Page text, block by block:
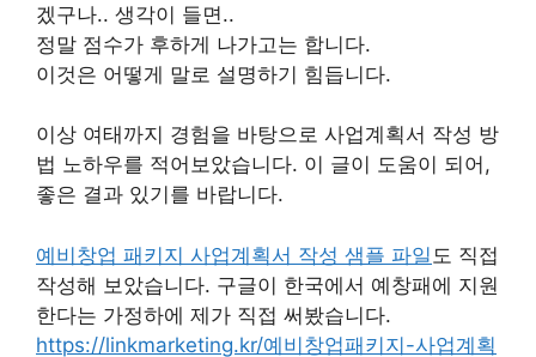
겠구나.. 생각이 들면..
정말 점수가 후하게 나가고는 합니다.
이것은 어떻게 말로 설명하기 힘듭니다.
이상 여태까지 경험을 바탕으로 사업계획서 작성 방
법 노하우를 적어보았습니다. 이 글이 도움이 되어,
좋은 결과 있기를 바랍니다.
예비창업 패키지 사업계획서 작성 샘플 파일 도 직접
작성해 보았습니다. 구글이 한국에서 예창패에 지원
한다는 가정하에 제가 직접 써봤습니다.
https://linkmarketing.kr/예비창업패키지-사업계획